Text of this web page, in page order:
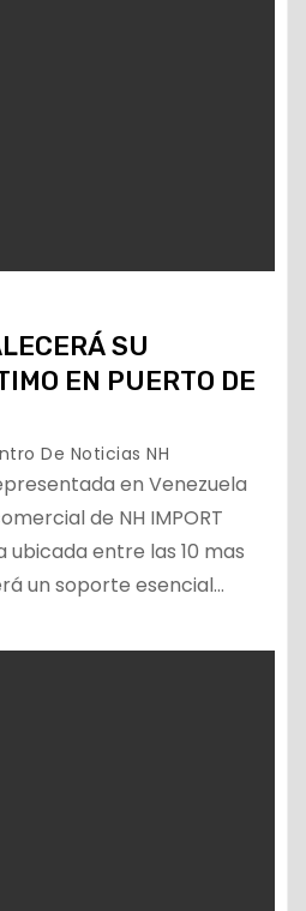
SU
EN PUERTO DE
De Noticias NH
en Venezuela
de NH IMPORT
ubicada entre las 10 mas
un soporte esencial…